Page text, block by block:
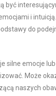
być
i
do
silne emocje
Może
naszych